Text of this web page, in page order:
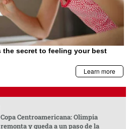
Copa Centroamericana: Olimpia
remonta y queda a un paso de la